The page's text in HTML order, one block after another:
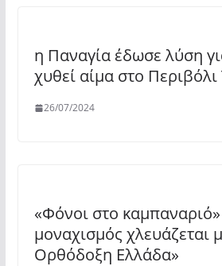
η Παναγία έδωσε λύση
χυθεί αίμα στο
26/07/2024
«Φόνοι στο
μοναχισμός χλευάζεται
Ορθόδοξη Ελλάδα»